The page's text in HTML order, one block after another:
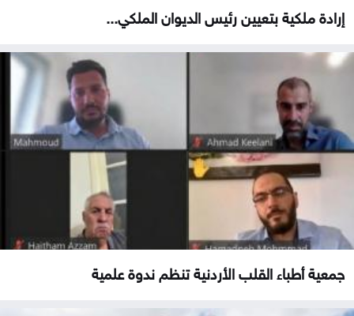
إرادة ملكية بتعيين رئيس الديوان الملكي...
جمعية أطباء القلب الأردنية تنظم ندوة علمية